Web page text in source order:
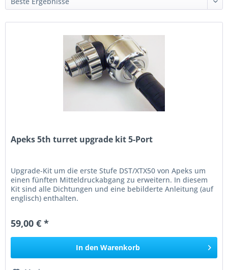
Apeks 5th turret upgrade kit 5-Port
Upgrade-Kit um die erste Stufe DST/XTX50 von Apeks um
einen fünften Mitteldruckabgang zu erweitern. In diesem
Kit sind alle Dichtungen und eine bebilderte Anleitung (auf
englisch) enthalten.
59,00 € *
In den Warenkorb